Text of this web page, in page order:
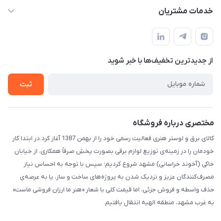
حساب کاربری
لیست محصولات
درباره ما
خدمات مشتریان
سامانه پیگیری مرسولات اداره پست
سوالات متداول
قوانین و مقررات
حریم خصوصی
از جدید‌ترین تخفیف‌ها با‌ خبر شوید
ثبت
مختصری درباره فروشگاه
کالای برق و لوستر هنری فعالیت رسمی خود را از بهمن 1387 آغاز کرد.در ابتدا کار
خودمان را در زمینه‌ی توزیع لوازم برقی بصورت پخشِ صرفاً همکاری، از خیابان
خاکی (آخوند خراسانی) مشهد شروع کردیم؛ سپس با توجه به احساس نیاز
مصرف‌کنندگان عزیز و نزدیک شدن به پروژه‌های ساخت و ساز، پا به عرصه‌ی
حذف واسطه و فروش جزئی، اما قیمت کلی با شعار «هنر ما ارزان فروشی ماست»
به غرب مشهد، منطقه الهیه انتقال یافتیم.